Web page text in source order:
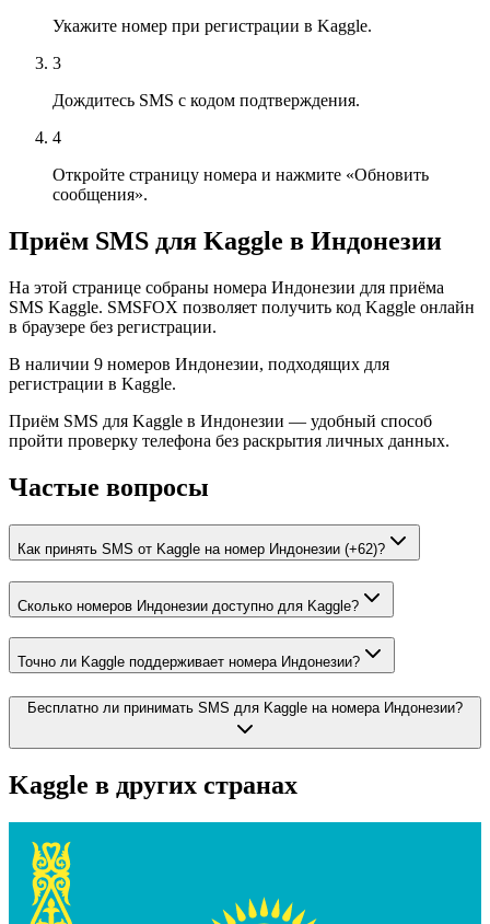
Укажите номер при регистрации в Kaggle.
3
Дождитесь SMS с кодом подтверждения.
4
Откройте страницу номера и нажмите «Обновить
сообщения».
Приём SMS для Kaggle в Индонезии
На этой странице собраны номера Индонезии для приёма
SMS Kaggle. SMSFOX позволяет получить код Kaggle онлайн
в браузере без регистрации.
В наличии 9 номеров Индонезии, подходящих для
регистрации в Kaggle.
Приём SMS для Kaggle в Индонезии — удобный способ
пройти проверку телефона без раскрытия личных данных.
Частые вопросы
Как принять SMS от Kaggle на номер Индонезии (+62)?
Сколько номеров Индонезии доступно для Kaggle?
Точно ли Kaggle поддерживает номера Индонезии?
Бесплатно ли принимать SMS для Kaggle на номера Индонезии?
Kaggle в других странах